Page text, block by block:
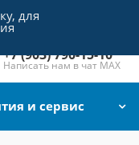
+7 (495) 790-15-10
Отдел продаж
+7 (903) 790-15-10
Написать нам в чат MAX
и сервис
для